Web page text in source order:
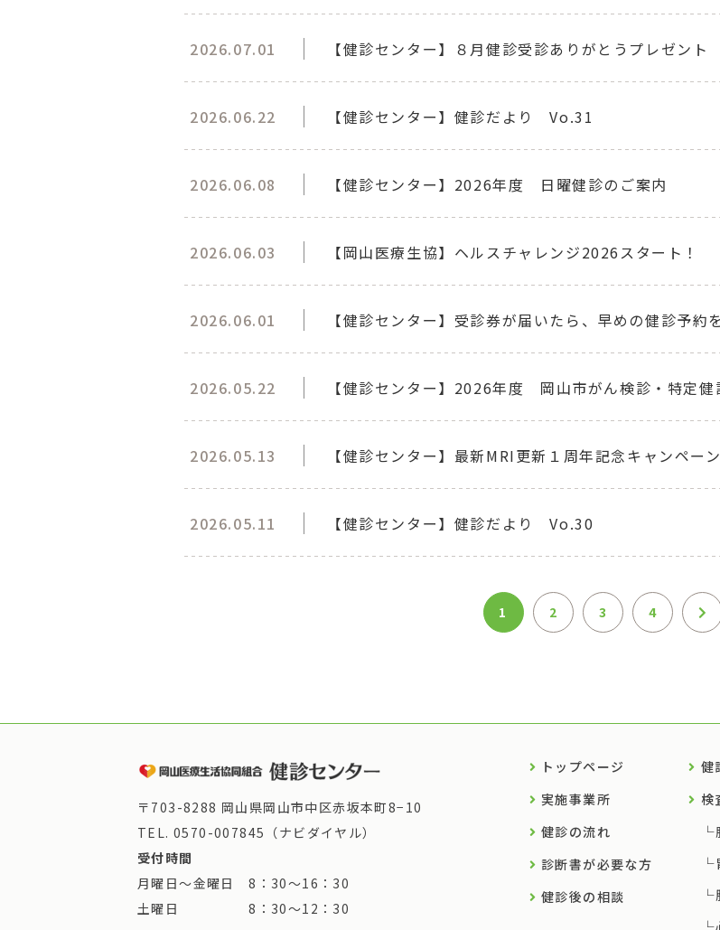
2026.07.01 【健診センター】８月健診受診ありがとうプレゼント
2026.06.22 【健診センター】健診だより Vo.31
2026.06.08 【健診センター】2026年度 日曜健診のご案内
2026.06.03 【岡山医療生協】ヘルスチャレンジ2026スタート！
2026.06.01 【健診センター】受診券が届いたら、早めの健診予約を
2026.05.22 【健診センター】2026年度 岡山市がん検診・特定
2026.05.13 【健診センター】最新MRI更新１周年記念キャンペーン
2026.05.11 【健診センター】健診だより Vo.30
1 2 3 4
〒703-8288 岡山県岡山市中区赤坂本町8−10
TEL. 0570-007845（ナビダイヤル）
受付時間
月曜日～金曜日 8：30～16：30
土曜日 8：30～12：30
トップページ
実施事業所
健診の流れ
診断書が必要な方
健診後の相談
健
検